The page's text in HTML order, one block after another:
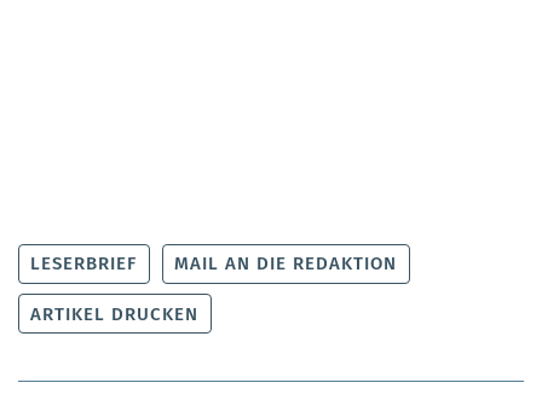
LESERBRIEF MAIL AN DIE REDAKTION
ARTIKEL DRUCKEN